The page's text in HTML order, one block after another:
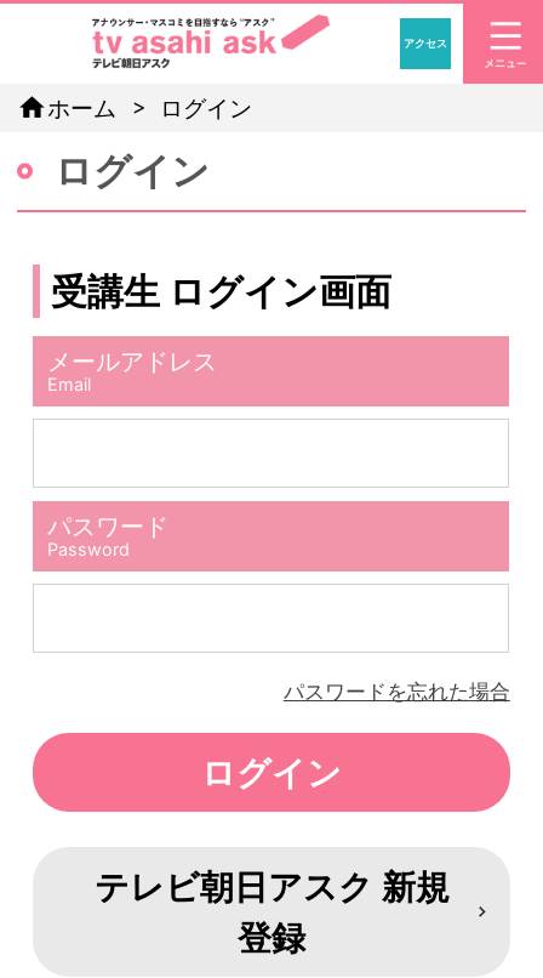
「アナウ
アクセス
homeホーム ログイン
ログイン
受講生 ログイン画面
メールアドレス
Email
パスワード
Password
パスワードを忘れた場合
テレビ朝日アスク 新規
登録